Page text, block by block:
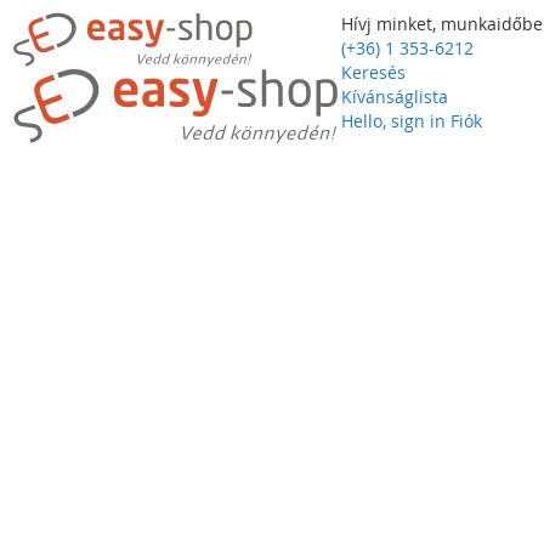
Hívj minket,
(+36) 1 353-6212
Keresés
Kívánságlista
Hello, sign in Fiók